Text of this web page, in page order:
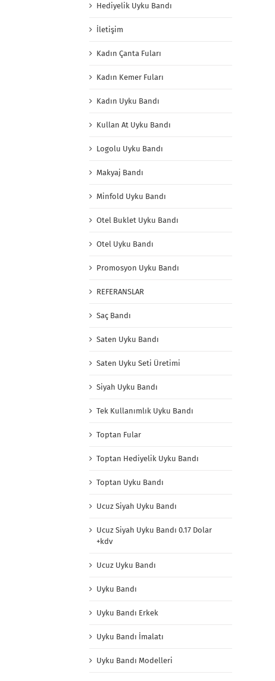
Hediyelik Uyku Bandı
İletişim
Kadın Çanta Fuları
Kadın Kemer Fuları
Kadın Uyku Bandı
Kullan At Uyku Bandı
Logolu Uyku Bandı
Makyaj Bandı
Minfold Uyku Bandı
Otel Buklet Uyku Bandı
Otel Uyku Bandı
Promosyon Uyku Bandı
REFERANSLAR
Saç Bandı
Saten Uyku Bandı
Saten Uyku Seti Üretimi
Siyah Uyku Bandı
Tek Kullanımlık Uyku Bandı
Toptan Fular
Toptan Hediyelik Uyku Bandı
Toptan Uyku Bandı
Ucuz Siyah Uyku Bandı
Ucuz Siyah Uyku Bandı 0.17 Dolar
+kdv
Ucuz Uyku Bandı
Uyku Bandı
Uyku Bandı Erkek
Uyku Bandı İmalatı
Uyku Bandı Modelleri